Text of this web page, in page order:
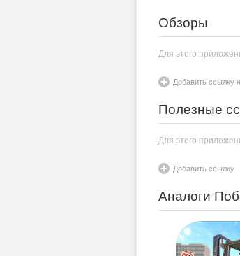
Обзоры
Для этого
Добавить ссылку
Полезные
Для этого
Добавить ссылку
Аналоги